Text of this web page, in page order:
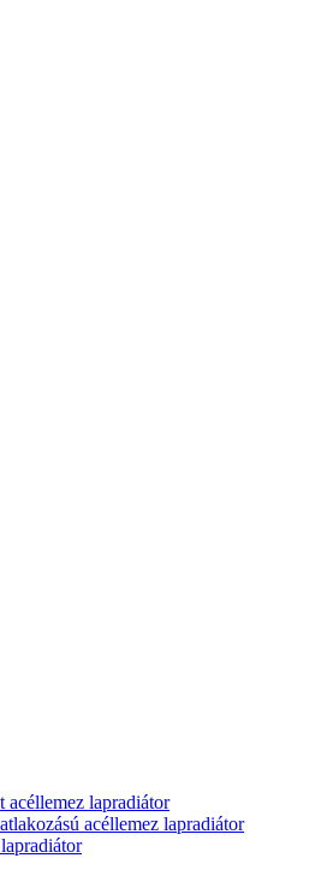
lapradiátor
acéllemez lapradiátor